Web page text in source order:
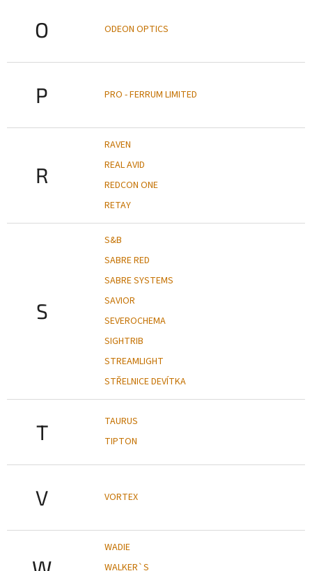
O ODEON OPTICS
P PRO - FERRUM LIMITED
R
RAVEN
REAL AVID
REDCON ONE
RETAY
S
S&B
SABRE RED
SABRE SYSTEMS
SAVIOR
SEVEROCHEMA
SIGHTRIB
STREAMLIGHT
STŘELNICE DEVÍTKA
T
TAURUS
TIPTON
V VORTEX
WADIE
WALKER`S